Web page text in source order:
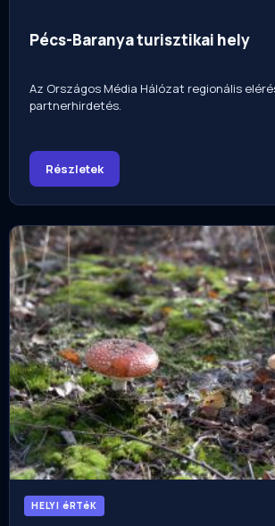
Pécs-Baranya turisztikai hely
Az Országos Média Hálózat regionális
partnerhirdetés.
Részletek
HELYI éRTéK